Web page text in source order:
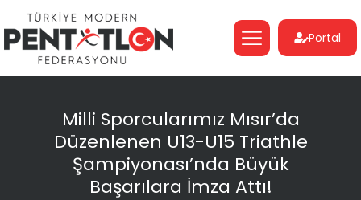
Portal
Milli Sporcularımız Mısır’da
Düzenlenen U13-U15 Triathle
Şampiyonası’nda Büyük
Başarılara İmza Attı!